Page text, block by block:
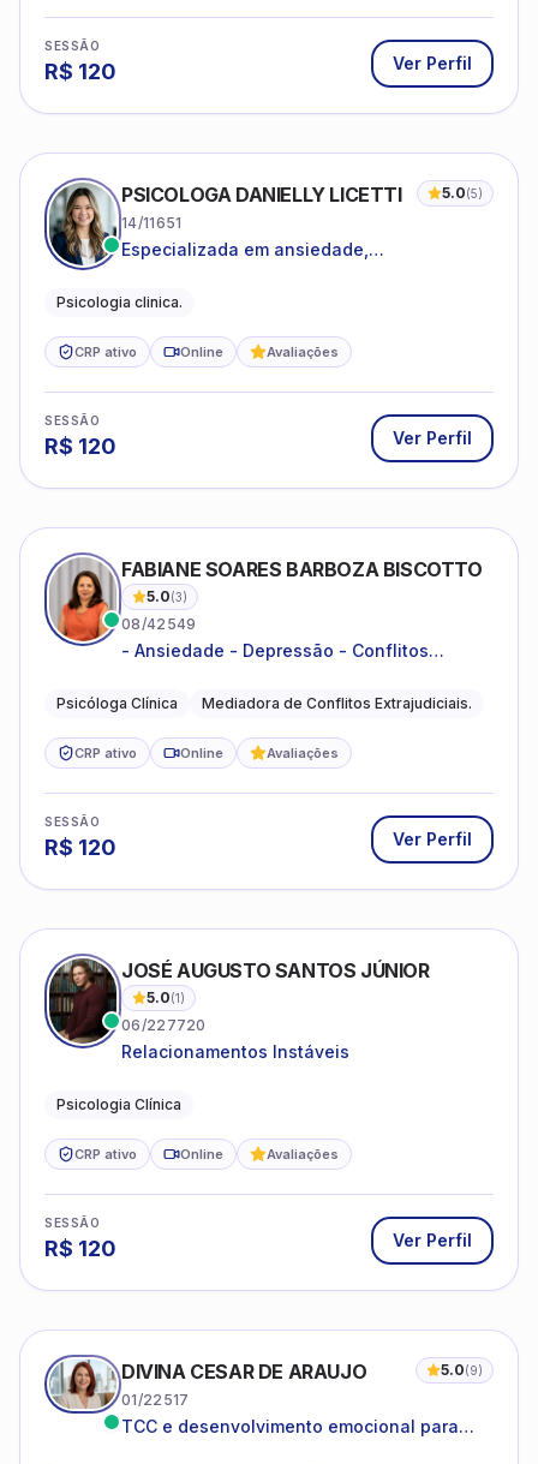
SESSÃO
R$ 120 Ver Perfil
PSICOLOGA DANIELLY LICETTI 5.0(5)
14/11651
Especializada em ansiedade,
Psicologia clinica.
CRP ativo Online Avaliações
SESSÃO
R$ 120 Ver Perfil
FABIANE SOARES BARBOZA BISCOTTO
5.0(3)
08/42549
- Ansiedade - Depressão - Conflitos
relacionamentos - Autoestima -
Psicóloga Clínica Mediadora de Conflitos Extrajudiciais.
CRP ativo Online Avaliações
SESSÃO
R$ 120 Ver Perfil
JOSÉ AUGUSTO SANTOS JÚNIOR
5.0(1)
06/227720
Relacionamentos Instáveis
Psicologia Clínica
CRP ativo Online Avaliações
SESSÃO
R$ 120 Ver Perfil
DIVINA CESAR DE ARAUJO 5.0(9)
01/22517
TCC e desenvolvimento emocional para